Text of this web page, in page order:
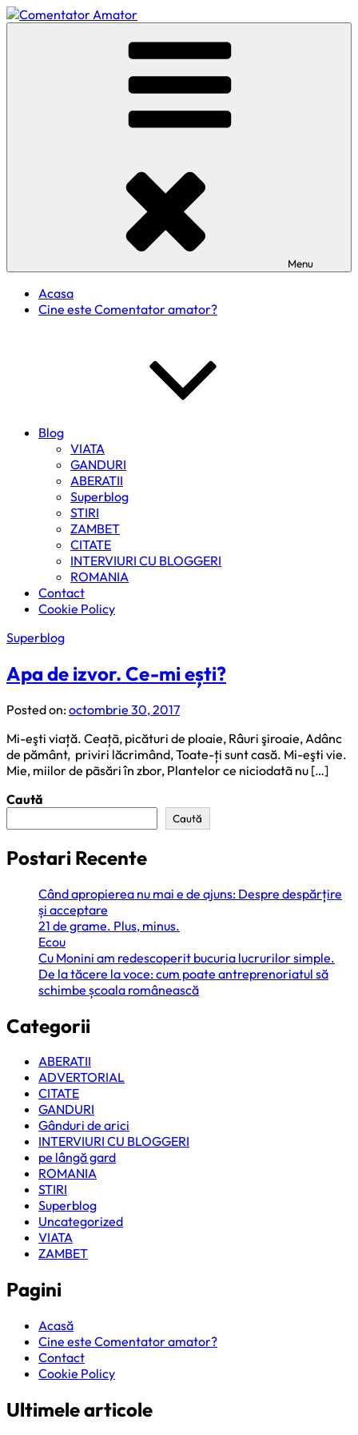
Skip
to
Menu
Acasa
Cine este Comentator amator?
Blog
VIATA
GANDURI
ABERATII
Superblog
STIRI
ZAMBET
CITATE
INTERVIURI CU BLOGGERI
ROMANIA
Contact
Cookie Policy
Superblog
Apa de izvor. Ce-mi ești?
Posted on:octombrie 30, 2017
Mi-eşti viață. Ceațã, picături de ploaie, Râuri şiroaie, Adânc
de pământ, priviri lăcrimând, Toate-ți sunt casă. Mi-eşti vie.
Mie, miilor de pãsări în zbor, Plantelor ce niciodatã nu […]
Caută
Caută
Postari Recente
Când apropierea nu mai e de ajuns: Despre despărțire
și acceptare
21 de grame. Plus, minus.
Ecou
Cu Monini am redescoperit bucuria lucrurilor simple.
De la tăcere la voce: cum poate antreprenoriatul să
schimbe școala românească
Categorii
ABERATII
ADVERTORIAL
CITATE
GANDURI
Gânduri de arici
INTERVIURI CU BLOGGERI
pe lângă gard
ROMANIA
STIRI
Superblog
Uncategorized
VIATA
ZAMBET
Pagini
Acasă
Cine este Comentator amator?
Contact
Cookie Policy
Ultimele articole